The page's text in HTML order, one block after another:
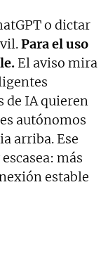
o dictar
Para el uso
El aviso mira
de IA quieren
autónomos
arriba. Ese
más
estable